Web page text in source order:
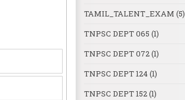
TAMIL_TALENT_EXAM (5)
TNPSC DEPT 065 (1)
TNPSC DEPT 072(1)
TNPSC DEPT 124(1)
TNPSC DEPT 152(1)